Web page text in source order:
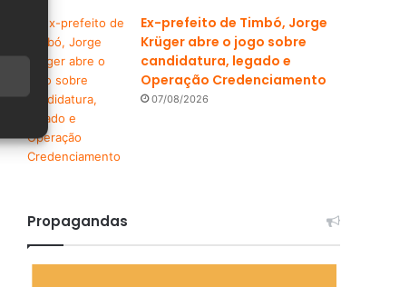
Ex-prefeito de Timbó, Jorge
Krüger abre o jogo sobre
candidatura, legado e
Operação Credenciamento
07/08/2026
Propagandas